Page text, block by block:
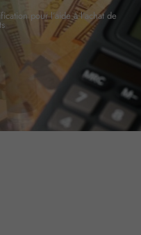
pour l’aide à l’achat de